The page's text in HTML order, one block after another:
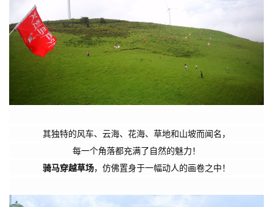
其独特的风车、云海、花海、草地和山坡而闻名，
每一个角落都充满了自然的魅力！
骑马穿越草场，仿佛置身于一幅动人的画卷之中！